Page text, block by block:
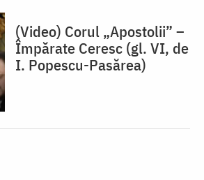
(Video) Corul „Apostolii” –
⁠Împărate Ceresc (gl. VI, de
I. Popescu-Pasărea)